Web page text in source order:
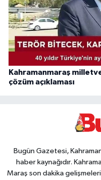
Kahramanmaraş
çözüm açıklaması
Bugün Gazetesi,
haber kaynağıdır.
Maraş son dakika